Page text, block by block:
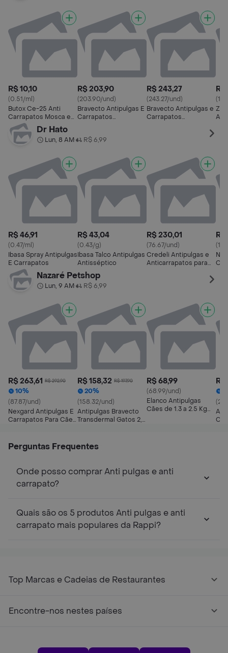
R$ 10,10
(0.51/ml)
Butox Ce-25 Anti
Carrapatos Mosca e
Sarnicida
R$ 203,90
(203.90/und)
Bravecto Antipulgas E
Carrapatos
R$ 243,27
(243.27/und)
Bravecto Antipulgas e
Carrapatos
R$
Dr Hato
Lun, 8 AM• R$ 6,99
R$ 46,91
(0.47/ml)
Ibasa Spray Antipulgas
E Carrapatos
R$ 43,04
(0.43/g)
Ibasa Talco Antipulgas
Antisséptico
R$ 230,01
(76.67/und)
Credeli Antipulgas e
Anticarrapatos para
R$
Nazaré Petshop
Lun, 9 AM• R$ 6,99
R$ 263,61 R$ 292,90
10%
(87.87/und)
Nexgard Antipulgas E
Carrapatos Para Cães
R$ 158,32 R$ 197,90
20%
(158.32/und)
Antipulgas Bravecto
Transdermal Gatos 2,8
R$ 68,99
(68.99/und)
Elanco Antipulgas
Cães de 1.3 a 2.5 Kg
R$
Perguntas Frequentes
Onde posso comprar Anti pulgas e anti
carrapato?
Quais são os 5 produtos Anti pulgas e anti
carrapato mais populares da Rappi?
Top Marcas e Cadeias de Restaurantes
Encontre-nos nestes países